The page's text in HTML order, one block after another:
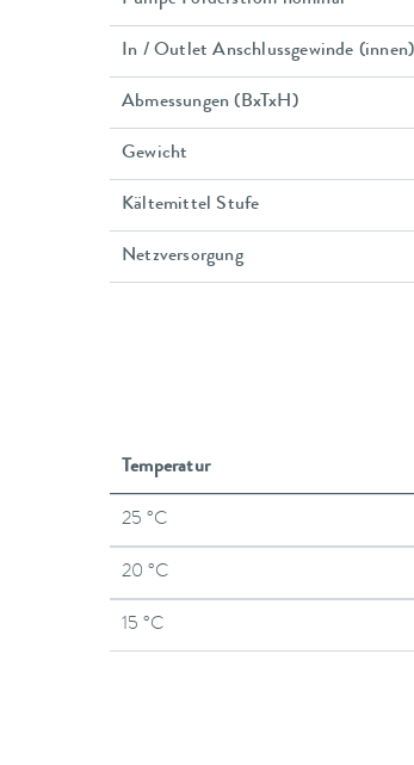
In / Outlet Anschlussgewinde (innen)
Abmessungen (BxTxH)
Gewicht
Kältemittel Stufe
Netzversorgung
Temperatur
25 °C
20 °C
15 °C